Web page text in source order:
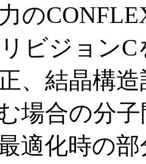
の
ビジョン
、結晶構
場合の分
適化時の